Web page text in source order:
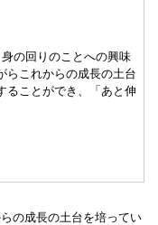
の回りのことへの興味
らこれからの成長の土台
ることができ、「あと伸
の成長の土台を培ってい